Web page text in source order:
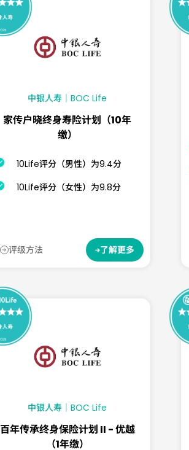
中银人寿｜BOC Life
家传户晓终身寿险计划（10年
缴）
10Life评分（男性）为9.4分
10Life评分（女性）为9.8分
评级方法 了解更多
中银人寿｜BOC Life
百年传承终身保险计划 II - 优越
（1年缴）